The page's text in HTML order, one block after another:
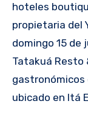
hoteles
propietaria del
domingo 15 de
Tatakuá Resto
ubicado en Itá